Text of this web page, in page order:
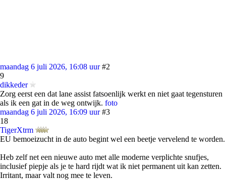
maandag 6 juli 2026, 16:08 uur #2
9
dikkeder
Zorg eerst een dat lane assist fatsoenlijk werkt en niet gaat tegensturen
als ik een gat in de weg ontwijk. foto
maandag 6 juli 2026, 16:09 uur #3
18
TigerXtrm
EU bemoeizucht in de auto begint wel een beetje vervelend te worden.
Heb zelf net een nieuwe auto met alle moderne verplichte snufjes,
inclusief piepje als je te hard rijdt wat ik niet permanent uit kan zetten.
Irritant, maar valt nog mee te leven.